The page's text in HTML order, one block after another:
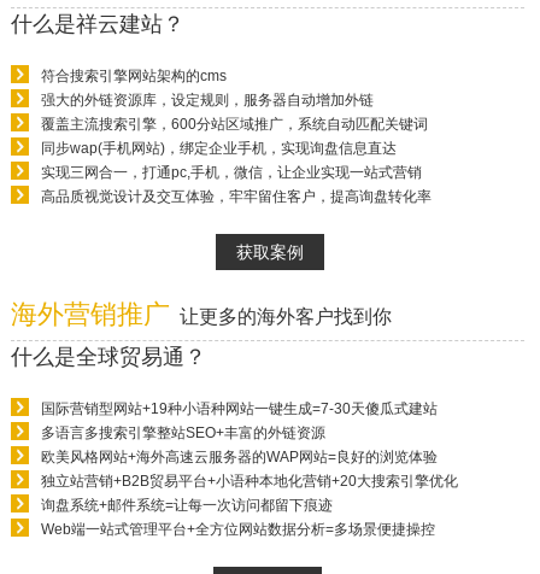
什么是祥云建站？
符合搜索引擎网站架构的cms
强大的外链资源库，设定规则，服务器自动增加外链
覆盖主流搜索引擎，600分站区域推广，系统自动匹配关键词
同步wap(手机网站)，绑定企业手机，实现询盘信息直达
实现三网合一，打通pc,手机，微信，让企业实现一站式营销
高品质视觉设计及交互体验，牢牢留住客户，提高询盘转化率
获取案例
海外营销推广 让更多的海外客户找到你
什么是全球贸易通？
国际营销型网站+19种小语种网站一键生成=7-30天傻瓜式建站
多语言多搜索引擎整站SEO+丰富的外链资源
欧美风格网站+海外高速云服务器的WAP网站=良好的浏览体验
独立站营销+B2B贸易平台+小语种本地化营销+20大搜索引擎优化
询盘系统+邮件系统=让每一次访问都留下痕迹
Web端一站式管理平台+全方位网站数据分析=多场景便捷操控